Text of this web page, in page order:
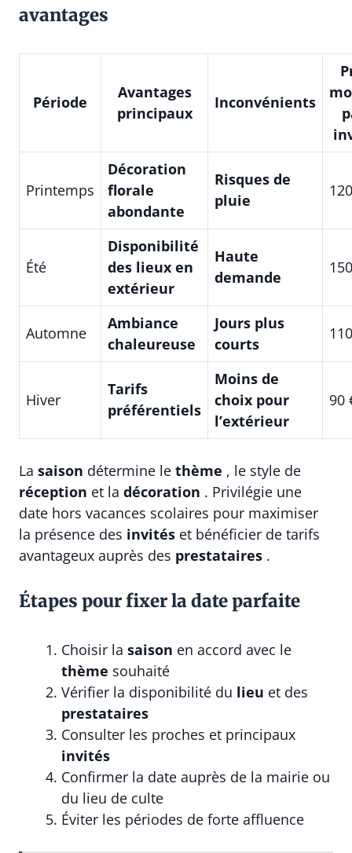
avantages
Période
Avantages
principaux
Inconvénients
Printemps
Décoration
florale
abondante
Risques de
pluie
Été
Disponibilité
des lieux en
extérieur
Haute
demande
Automne
Ambiance
chaleureuse
Jours plus
courts
Hiver
Tarifs
préférentiels
Moins de
choix pour
l’extérieur
90
La saison détermine le thème , le style de
réception et la décoration . Privilégie une
date hors vacances scolaires pour maximiser
la présence des invités et bénéficier de tarifs
avantageux auprès des prestataires .
Étapes pour fixer la date parfaite
Choisir la saison en accord avec le
thème souhaité
Vérifier la disponibilité du lieu et des
prestataires
Consulter les proches et principaux
invités
Confirmer la date auprès de la mairie ou
du lieu de culte
Éviter les périodes de forte affluence